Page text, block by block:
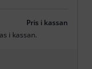
Pris i kassan
i kassan.